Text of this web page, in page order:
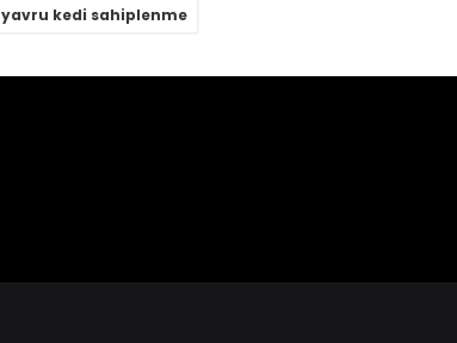
yavru kedi sahiplenme